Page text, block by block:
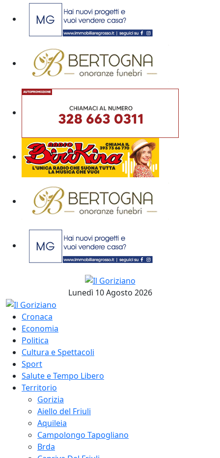
Lunedì 10 Agosto 2026
Cronaca
Economia
Politica
Cultura e Spettacoli
Sport
Salute e Tempo Libero
Territorio
Gorizia
Aiello del Friuli
Aquileia
Campolongo Tapogliano
Brda